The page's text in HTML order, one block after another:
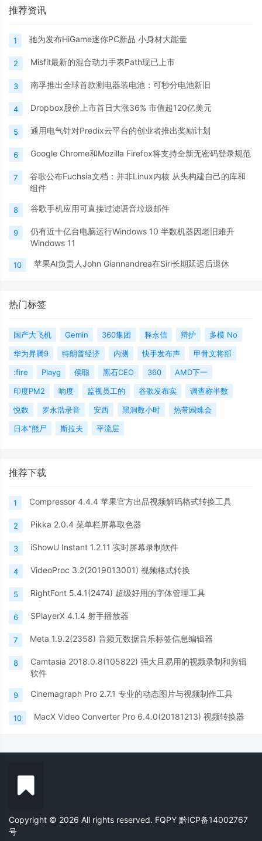
推荐资讯
1 驰为发布HiGame迷你PC新品 小身材大能量
2 Misfit最新的混合动力手表Path现已上市
3 南孚推出全球首款测电器装电池：可秒分电池新旧
4 Dropbox股价上市首日大涨36% 市值超120亿美元
5 通用电气针对Predix云平台的创业者推出奖励计划
6 Google Chrome和Mozilla Firefox将支持全新无密码登录规范
7
谷歌公布Fuchsia文档：并非Linux内核 从头构建自己的库和
组件
8 谷歌手机应用可直接过滤语音垃圾邮件
9
仍有近十亿台电脑运行Windows 10 半数机器因老旧难升
Windows 11
10 苹果AI负责人John Giannandrea在Siri长期延迟后退休
热门标签
国产大飞机 Gemin 360集团 释永信 辩护
多模 No
华为昇腾9
特朗普经济 内测 快手发布声
甲骨文将部
:fire
Playg 侯聪 黑石CEO 360
AMD下一
印度PM2
响度 监视员工的 谷歌发布实
调查称半数
悦数
罗永浩录音 安西 黑洞数小时
热带园蛛会
日本“熊尸
斯拉夫 平流层
推荐下载
1 Compressor 4.4.4 苹果官方出品视频解码格式转换工具
2 Pikka 2.0.4 菜单栏屏幕取色器
3 iShowU Instant 1.2.11 实时屏幕录制软件
4 VideoProc 3.2(2019013001) 视频格式转换
5 RightFont 5.4.1(2474) 超级好用的字体管理工具
6 SPlayerX 4.1.4 射手播放器
7 Meta 1.9.2(2358) 音频元数据音乐标签信息编辑器
8
Camtasia 2018.0.8(105822) 强大且易用的视频录制和剪辑
软件
9 Cinemagraph Pro 2.7.1 专业的动态图片与视频制作工具
10 MacX Video Converter Pro 6.4.0(20181213) 视频转换器
Copyright © 2026 All rights reserved. FQPY 黔ICP备14002767
号